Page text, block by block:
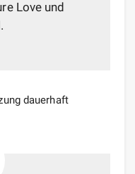
Love und
dauerhaft